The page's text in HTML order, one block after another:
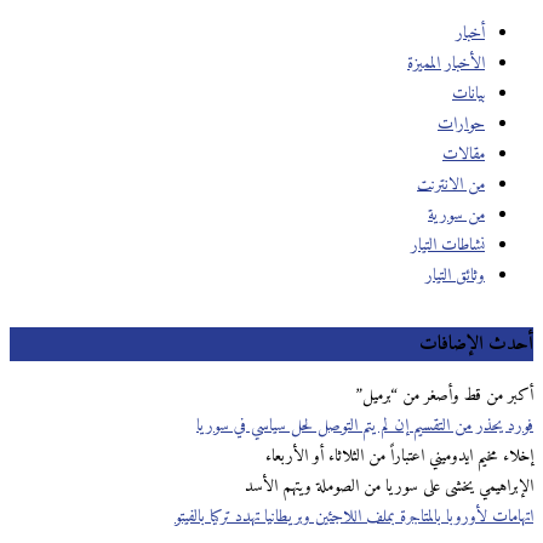
أخبار
الأخبار المميزة
بيانات
حوارات
مقالات
من الانترنت
من سورية
نشاطات التيار
وثائق التيار
الإضافات
من قط وأصغر من “برميل”
يحذر من التقسيم إن لم يتم التوصل لحل سياسي في سوريا
مخيم ايدوميني اعتباراً من الثلاثاء أو الأربعاء
يخشى على سوريا من الصوملة ويتهم الأسد
لأوروبا بالمتاجرة بملف اللاجئين وبريطانيا تهدد تركيا بالفيتو